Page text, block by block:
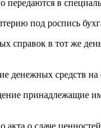
передаются в
под роспись
в тот же
денежных средств на
принадлежащие
о сдаче